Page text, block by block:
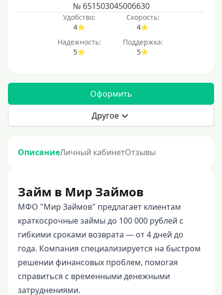
№ 651503045006630
Удобство:
4
Скорость:
4
Надежность:
5
Поддержка:
5
Оформить
Другое
ОписаниеЛичный кабинетОтзывы
Займ в Мир Займов
МФО "Мир Займов" предлагает клиентам
краткосрочные займы до 100 000 рублей с
гибкими сроками возврата — от 4 дней до
года. Компания специализируется на быстром
решении финансовых проблем, помогая
справиться с временными денежными
затруднениями.